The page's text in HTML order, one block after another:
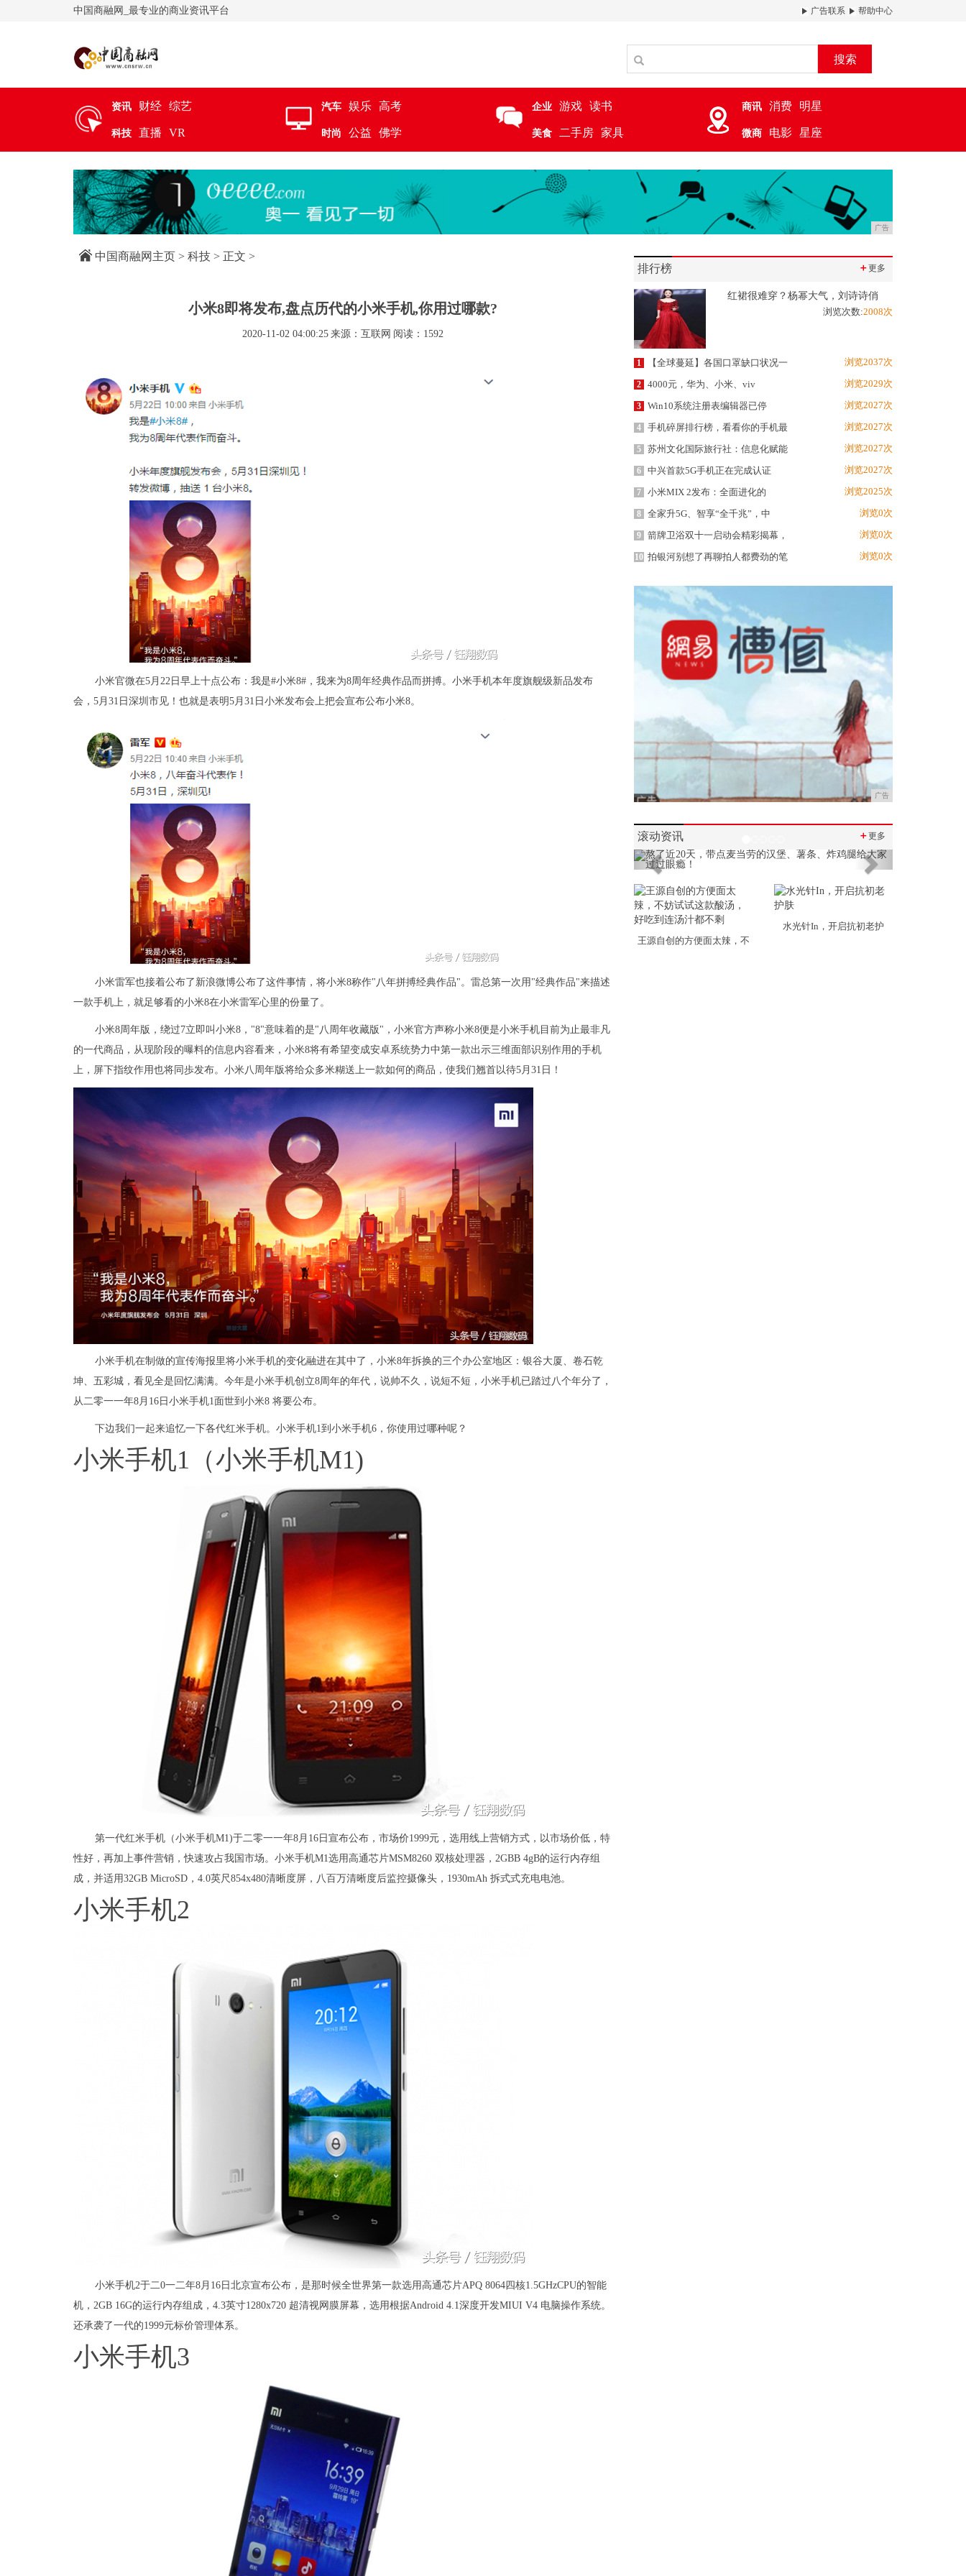
中国商融网_最专业的商业资讯平台 广告联系 帮助中心
搜索
资讯 财经 综艺
科技 直播 VR
汽车 娱乐 高考
时尚 公益 佛学
企业 游戏 读书
美食 二手房 家具
商讯 消费 明星
微商 电影 星座
广告
中国商融网主页 > 科技 > 正文 >
小米8即将发布,盘点历代的小米手机,你用过哪款?
2020-11-02 04:00:25 来源：互联网 阅读：1592
小米官微在5月22日早上十点公布：我是#小米8#，我来为8周年经典作品而拼搏。小米手机本年度旗舰级新品发布
会，5月31日深圳市见！也就是表明5月31日小米发布会上把会宣布公布小米8。
小米雷军也接着公布了新浪微博公布了这件事情，将小米8称作"八年拼搏经典作品"。雷总第一次用"经典作品"来描述
一款手机上，就足够看的小米8在小米雷军心里的份量了。
小米8周年版，绕过7立即叫小米8，"8"意味着的是"八周年收藏版"，小米官方声称小米8便是小米手机目前为止最非凡
的一代商品，从现阶段的曝料的信息内容看来，小米8将有希望变成安卓系统势力中第一款出示三维面部识别作用的手机
上，屏下指纹作用也将同歩发布。小米八周年版将给众多米糊送上一款如何的商品，使我们翘首以待5月31日！
小米手机在制做的宣传海报里将小米手机的变化融进在其中了，小米8年拆换的三个办公室地区：银谷大厦、卷石乾
坤、五彩城，看见全是回忆满满。今年是小米手机创立8周年的年代，说帅不久，说短不短，小米手机已踏过八个年分了，
从二零一一年8月16日小米手机1面世到小米8 将要公布。
下边我们一起来追忆一下各代红米手机。小米手机1到小米手机6，你使用过哪种呢？
小米手机1（小米手机M1)
第一代红米手机（小米手机M1)于二零一一年8月16日宣布公布，市场价1999元，选用线上营销方式，以市场价低，特
性好，再加上事件营销，快速攻占我国市场。小米手机M1选用高通芯片MSM8260 双核处理器，2GBB 4gB的运行内存组
成，并适用32GB MicroSD，4.0英尺854x480清晰度屏，八百万清晰度后监控摄像头，1930mAh 拆式式充电电池。
小米手机2
小米手机2于二0一二年8月16日北京宣布公布，是那时候全世界第一款选用高通芯片APQ 8064四核1.5GHzCPU的智能
机，2GB 16G的运行内存组成，4.3英寸1280x720 超清视网膜屏幕，选用根据Android 4.1深度开发MIUI V4 电脑操作系统。
还承袭了一代的1999元标价管理体系。
小米手机3
排行榜 ＋更多
红裙很难穿？杨幂大气，刘诗诗俏
浏览次数:2008次
1 【全球蔓延】各国口罩缺口状况一 浏览2037次
2 4000元，华为、小米、viv 浏览2029次
3 Win10系统注册表编辑器已停 浏览2027次
4 手机碎屏排行榜，看看你的手机最 浏览2027次
5 苏州文化国际旅行社：信息化赋能 浏览2027次
6 中兴首款5G手机正在完成认证 浏览2027次
7 小米MIX 2发布：全面进化的 浏览2025次
8 全家升5G、智享“全千兆”，中 浏览0次
9 箭牌卫浴双十一启动会精彩揭幕， 浏览0次
10 拍银河别想了再聊拍人都费劲的笔 浏览0次
广告
滚动资讯 ＋更多
Previous Next
王源自创的方便面太辣，不
水光针In，开启抗初老护